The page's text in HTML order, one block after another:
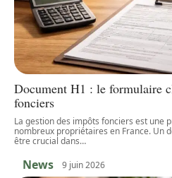
Document H1 : le formulaire
fonciers
La gestion des impôts fonciers est une
nombreux propriétaires en France. Un
être crucial dans…
News 9 juin 2026